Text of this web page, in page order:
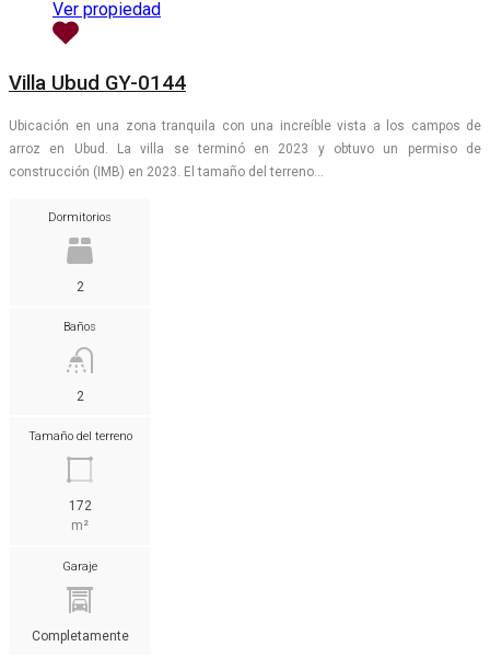
Ver propiedad
Villa Ubud GY-0144
Ubicación en una zona tranquila con una increíble vista a los campos de
arroz en Ubud. La villa se terminó en 2023 y obtuvo un permiso de
construcción (IMB) en 2023. El tamaño del terreno…
Dormitorios
2
Baños
2
Tamaño del terreno
172
m²
Garaje
Completamente